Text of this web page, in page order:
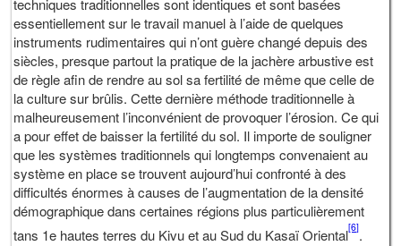
techniques traditionnelles sont identiques et sont basées
essentiellement sur le travail manuel à l’aide de quelques
instruments rudimentaires qui n’ont guère changé depuis des
siècles, presque partout la pratique de la jachère arbustive est
de règle afin de rendre au sol sa fertilité de même que celle de
la culture sur brûlis. Cette dernière méthode traditionnelle à
malheureusement l’inconvénient de provoquer l’érosion. Ce qui
a pour effet de baisser la fertilité du sol. Il importe de souligner
que les systèmes traditionnels qui longtemps convenaient au
système en place se trouvent aujourd’hui confronté à des
difficultés énormes à causes de l’augmentation de la densité
démographique dans certaines régions plus particulièrement
tans 1e hautes terres du Kivu et au Sud du Kasaï Oriental[6].